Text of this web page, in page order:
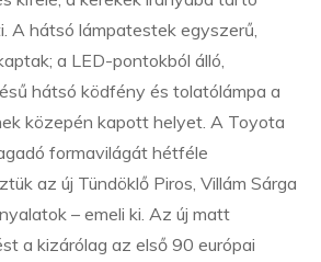
A hátsó lámpatestek egyszerű,
a LED-pontokból álló,
hátsó ködfény és tolatólámpa a
közepén kapott helyet. A Toyota
formavilágát hétféle
az új Tündöklő Piros, Villám Sárga
– emeli ki. Az új matt
a kizárólag az első 90 európai